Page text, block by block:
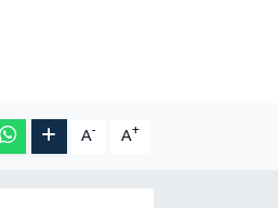
A- A+